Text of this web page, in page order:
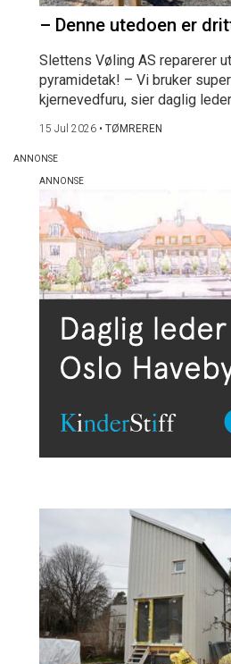
– Denne utedoen er
Slettens Vøling AS reparerer
pyramidetak! – Vi bruker
kjernevedfuru, sier daglig
15 Jul 2026 • TØMREREN